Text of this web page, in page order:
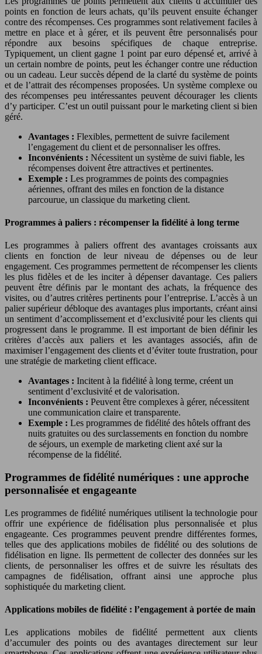
points en fonction de leurs achats, qu’ils peuvent ensuite échanger
contre des récompenses. Ces programmes sont relativement faciles à
mettre en place et à gérer, et ils peuvent être personnalisés pour
répondre aux besoins spécifiques de chaque entreprise.
Typiquement, un client gagne 1 point par euro dépensé et, arrivé à
un certain nombre de points, peut les échanger contre une réduction
ou un cadeau. Leur succès dépend de la clarté du système de points
et de l’attrait des récompenses proposées. Un système complexe ou
des récompenses peu intéressantes peuvent décourager les clients
d’y participer. C’est un outil puissant pour le marketing client si bien
géré.
Avantages : Flexibles, permettent de suivre facilement
l’engagement du client et de personnaliser les offres.
Inconvénients : Nécessitent un système de suivi fiable, les
récompenses doivent être attractives et pertinentes.
Exemple : Les programmes de points des compagnies
aériennes, offrant des miles en fonction de la distance
parcourue, un classique du marketing client.
Programmes à paliers : récompenser la fidélité à long terme
Les programmes à paliers offrent des avantages croissants aux
clients en fonction de leur niveau de dépenses ou de leur
engagement. Ces programmes permettent de récompenser les clients
les plus fidèles et de les inciter à dépenser davantage. Ces paliers
peuvent être définis par le montant des achats, la fréquence des
visites, ou d’autres critères pertinents pour l’entreprise. L’accès à un
palier supérieur débloque des avantages plus importants, créant ainsi
un sentiment d’accomplissement et d’exclusivité pour les clients qui
progressent dans le programme. Il est important de bien définir les
critères d’accès aux paliers et les avantages associés, afin de
maximiser l’engagement des clients et d’éviter toute frustration, pour
une stratégie de marketing client efficace.
Avantages : Incitent à la fidélité à long terme, créent un
sentiment d’exclusivité et de valorisation.
Inconvénients : Peuvent être complexes à gérer, nécessitent
une communication claire et transparente.
Exemple : Les programmes de fidélité des hôtels offrant des
nuits gratuites ou des surclassements en fonction du nombre
de séjours, un exemple de marketing client axé sur la
récompense de la fidélité.
Programmes de fidélité numériques : une approche
personnalisée et engageante
Les programmes de fidélité numériques utilisent la technologie pour
offrir une expérience de fidélisation plus personnalisée et plus
engageante. Ces programmes peuvent prendre différentes formes,
telles que des applications mobiles de fidélité ou des solutions de
fidélisation en ligne. Ils permettent de collecter des données sur les
clients, de personnaliser les offres et de suivre les résultats des
campagnes de fidélisation, offrant ainsi une approche plus
sophistiquée du marketing client.
Applications mobiles de fidélité : l’engagement à portée de main
Les applications mobiles de fidélité permettent aux clients
d’accumuler des points ou des avantages directement sur leur